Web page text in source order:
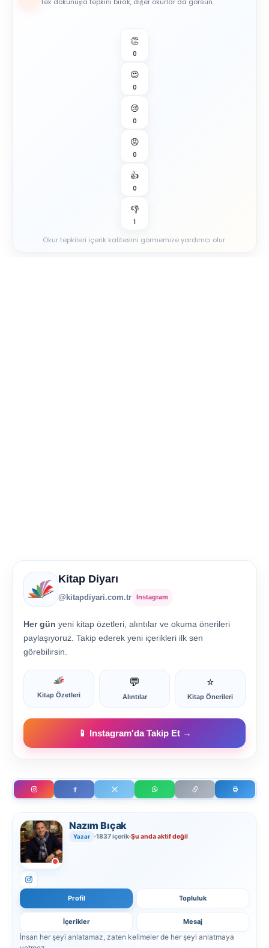
👏
0
😍
0
😢
0
😡
0
👍
0
👎
1
Okur tepkileri içerik kalitesini görmemize yardımcı olur.
Kitap Diyarı
@kitapdiyari.com.tr Instagram
Her gün yeni kitap özetleri, alıntılar ve okuma önerileri
paylaşıyoruz. Takip ederek yeni içerikleri ilk sen
görebilirsin.
Kitap Özetleri
💬
Alıntılar
⭐
Kitap Önerileri
📱 Instagram'da Takip Et →
Nazım Bıçak
Yazar 1837 içerik Şu anda aktif değil
Profil Topluluk
İçerikler Mesaj
İnsan her şeyi anlatamaz, zaten kelimeler de her şeyi anlatmaya